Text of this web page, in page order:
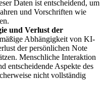
Daten ist entscheidend, um
und Vorschriften wie
und Verlust der
Abhängigkeit von KI-
der persönlichen Note
Menschliche Interaktion
entscheidende Aspekte des
nicht vollständig